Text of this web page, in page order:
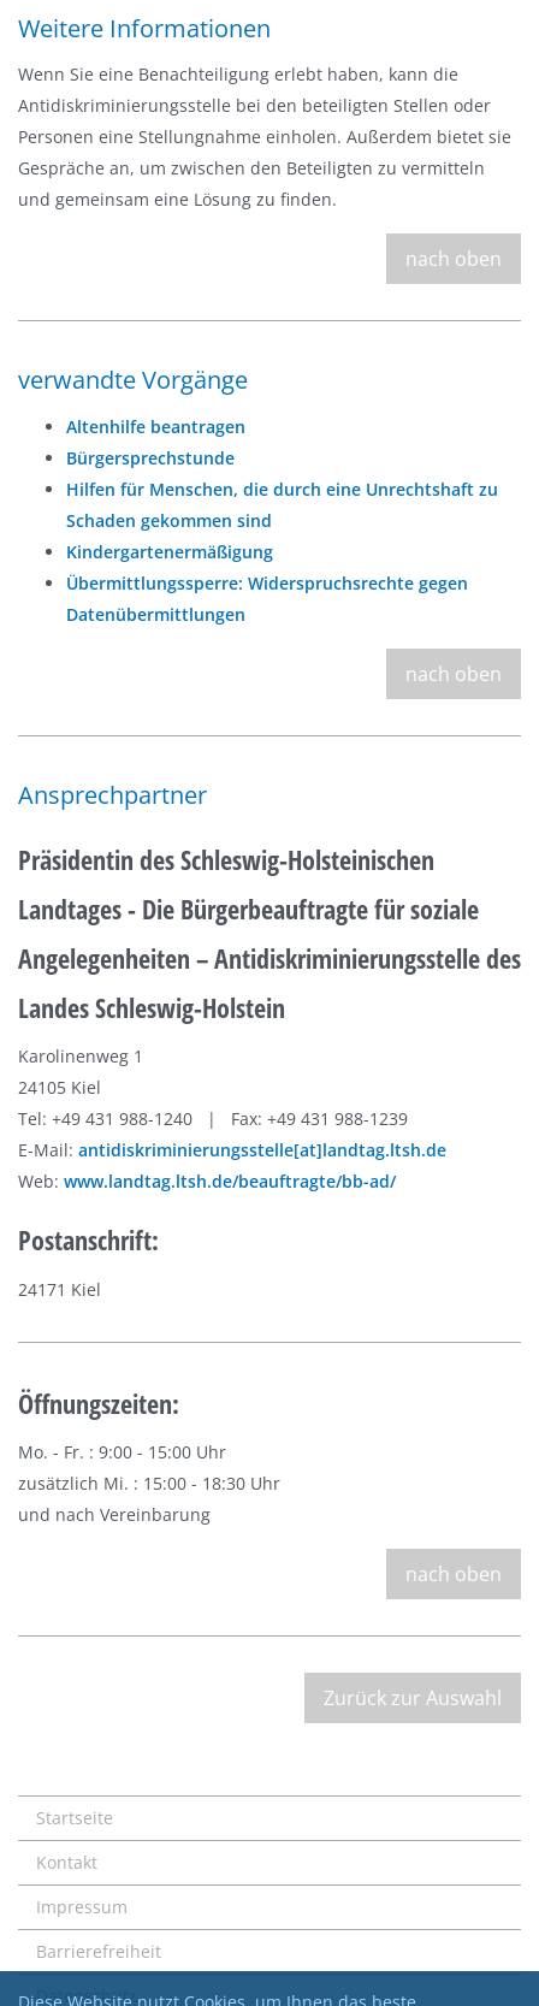
Weitere Informationen
Wenn Sie eine Benachteiligung erlebt haben, kann die
Antidiskriminierungsstelle bei den beteiligten Stellen oder
Personen eine Stellungnahme einholen. Außerdem bietet sie
Gespräche an, um zwischen den Beteiligten zu vermitteln
und gemeinsam eine Lösung zu finden.
nach oben
verwandte Vorgänge
Altenhilfe beantragen
Bürgersprechstunde
Hilfen für Menschen, die durch eine Unrechtshaft zu
Schaden gekommen sind
Kindergartenermäßigung
Übermittlungssperre: Widerspruchsrechte gegen
Datenübermittlungen
nach oben
Ansprechpartner
Präsidentin des Schleswig-Holsteinischen
Landtages - Die Bürgerbeauftragte für soziale
Angelegenheiten – Antidiskriminierungsstelle des
Landes Schleswig-Holstein
Karolinenweg 1
24105 Kiel
Tel: +49 431 988-1240 | Fax: +49 431 988-1239
E-Mail: antidiskriminierungsstelle[at]landtag.ltsh.de
Web: www.landtag.ltsh.de/beauftragte/bb-ad/
Postanschrift:
24171 Kiel
Öffnungszeiten:
Mo. - Fr. : 9:00 - 15:00 Uhr
zusätzlich Mi. : 15:00 - 18:30 Uhr
und nach Vereinbarung
nach oben
Zurück zur Auswahl
Startseite
Kontakt
Impressum
Barrierefreiheit
Datenschutz